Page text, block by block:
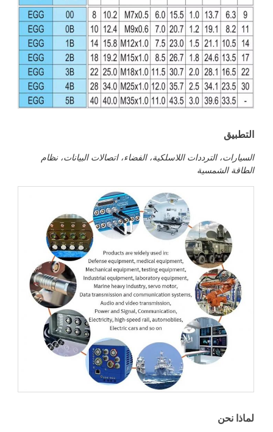
التطبيق
السيارات، الترددات اللاسلكية، الفضاء، اتصالات البيانات، نظام
الطاقة الشمسية
لماذا نحن